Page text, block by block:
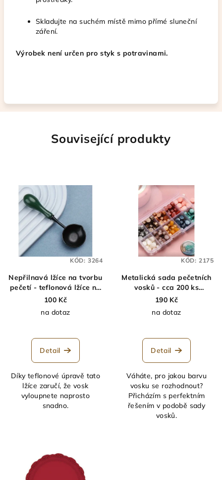
Skladujte na suchém místě mimo přímé sluneční
záření.
Výrobek není určen pro styk s potravinami.
Související produkty
Nepřilnavá lžíce na tvorbu
pečetí - teflonová lžíce na
vosk
100 Kč
na dotaz
hodnocení
produktu
z
5
hvězdiček.
Detail
Díky teflonové úpravě tato
lžíce zaručí, že vosk
vyloupnete naprosto
snadno.
KÓD: 3264
Metalická sada pečetních
vosků - cca 200 ks
barevných vosků na
výrobu pečetí
190 Kč
na dotaz
hodnocení
produktu
z
5
hvězdiček.
Detail
Váháte, pro jakou barvu
vosku se rozhodnout?
Přicházím s perfektním
řešením v podobě sady
vosků.
KÓD: 2175